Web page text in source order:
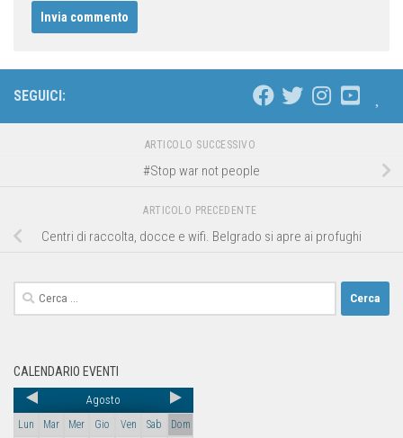
SEGUICI:
ARTICOLO SUCCESSIVO
#Stop war not people
ARTICOLO PRECEDENTE
Centri di raccolta, docce e wifi. Belgrado si apre ai profughi
CALENDARIO EVENTI
Agosto
Lun Mar Mer Gio Ven Sab
Dom